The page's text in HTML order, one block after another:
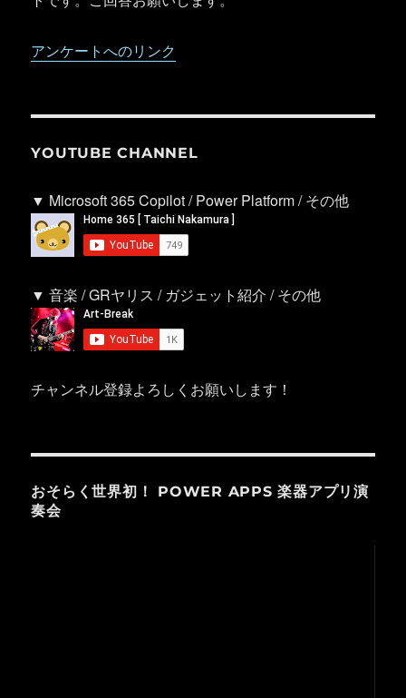
アンケートへのリンク
YOUTUBE CHANNEL
▼ Microsoft 365 Copilot / Power Platform / その他
▼ 音楽 / GRヤリス / ガジェット紹介 / その他
チャンネル登録よろしくお願いします！
おそらく世界初！ POWER APPS 楽器アプリ演
奏会